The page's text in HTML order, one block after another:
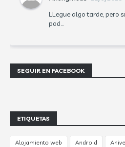
LLegue algo tarde, pero
pod...
SEGUIR EN FACEBOOK
ETIQUETAS
Alojamiento web Android